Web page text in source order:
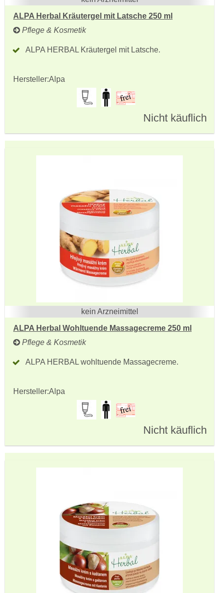
ALPA Herbal Kräutergel mit Latsche 250 ml
Pflege & Kosmetik
ALPA HERBAL Kräutergel mit Latsche.
Hersteller:Alpa
Nicht käuflich
kein Arzneimittel
ALPA Herbal Wohltuende Massagecreme 250 ml
Pflege & Kosmetik
ALPA HERBAL wohltuende Massagecreme.
Hersteller:Alpa
Nicht käuflich